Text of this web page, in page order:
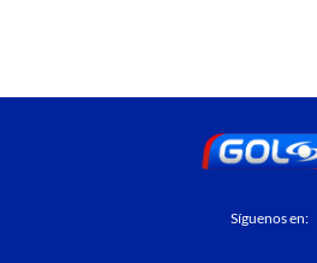
Síguenos en: